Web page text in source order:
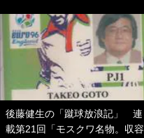
後藤健生の「蹴球放浪記」 連
載第21回「モスクワ名物。収容